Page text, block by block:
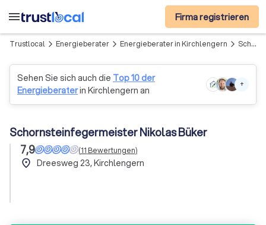
menu Firma registrieren
Trustlocal arrow_forward_ios Energieberater arrow_forward_ios Energieberater in Kirchlengern arrow_forward_ios Schornsteinfegermeister Nikolas Büker
Sehen Sie sich auch die Top 10 der
Energieberaterin Kirchlengern an
+
Schornsteinfegermeister Nikolas Büker
7,9
(11Bewertungen)
place Dreesweg 23, Kirchlengern